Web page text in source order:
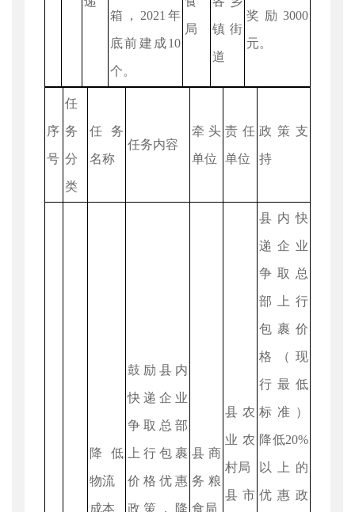
箱，2021年
底前建成10
个。
局 镇街
道
奖励3000
元。
序
号
任
务
分
类
任务
名称
任务内容
牵头
单位
责任
单位
政策支
持
降低
物流
成本
鼓励县内
快递企业
争取总部
上行包裹
价格优惠
政策，降
县商
务粮
食局
县农
业农
村局
县市
县内快
递企业
争取总
部上行
包裹价
格（现
行最低
标准）
降低20%
以上的
优惠政